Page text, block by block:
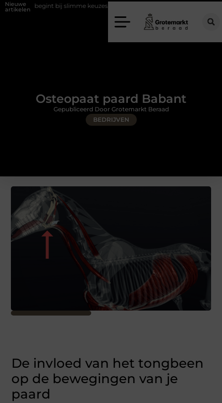
Nieuwe
artikelen
bij slimme keuzes Waarom kiezen voor een rijschool in
Osteopaat paard Babant
BEDRIJVEN
Gepubliceerd Door Grotemarkt Beraad
De invloed van het tongbeen
op de bewegingen van je
paard